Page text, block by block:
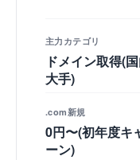
主力カテゴリ
ドメイン取得(
大手)
.com新規
0円〜(初年度キ
ーン)